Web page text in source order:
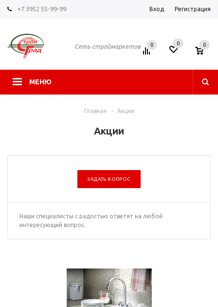
+7 3952 55-99-99 Вход Регистрация
Сеть строймаркетов
МЕНЮ
0 0 0
Главная - Акции
Акции
ЗАДАТЬ ВОПРОС
Наши специалисты с радостью ответят на любой
интересующий вопрос.